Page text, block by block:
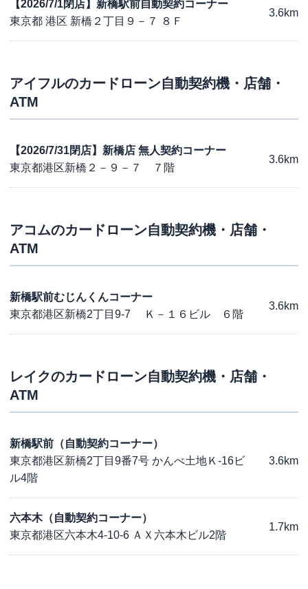
【2026/7/1閉店】新橋駅前自動契約コーナー
東京都 港区 新橋２丁目９－７ ８Ｆ
3.6km
アイフルのカードローン自動契約機・店舗・
ATM
【2026/7/31閉店】新橋店 無人契約コーナー
東京都港区新橋２－９－７ ７階
3.6km
アコムのカードローン自動契約機・店舗・
ATM
新橋駅前むじんくんコーナー
東京都港区新橋2丁目9-7 Ｋ－１６ビル ６階
3.6km
レイクのカードローン自動契約機・店舗・
ATM
新橋駅前（自動契約コーナー）
東京都港区新橋2丁目9番7号 かんべ土地Ｋ-16ビ
ル4階
3.6km
六本木（自動契約コーナー）
東京都港区六本木4-10-6 ＡＸ六本木ビル2階
1.7km